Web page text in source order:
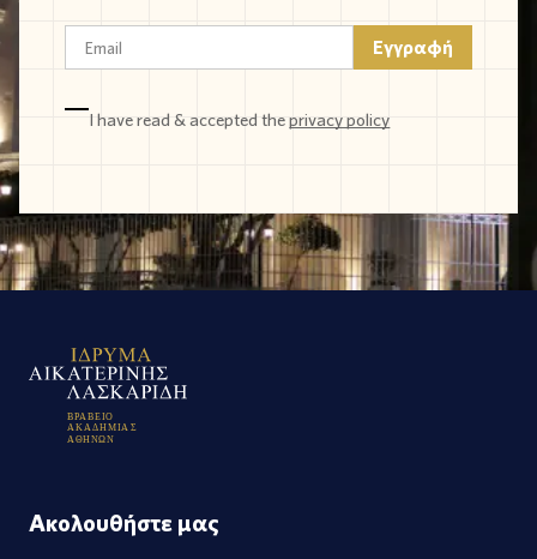
I have read & accepted theprivacy policy
ΒΡΑΒΕΙΟ
ΑΚΑΔΗΜΙΑ Σ
Α ΘΗΝΩΝ
Ακολουθήστε μας